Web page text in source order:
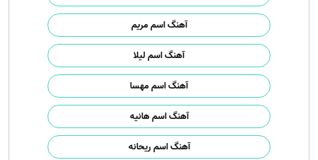
آهنگ اسم مریم
آهنگ اسم لیلا
آهنگ اسم مهسا
آهنگ اسم هانیه
آهنگ اسم ریحانه